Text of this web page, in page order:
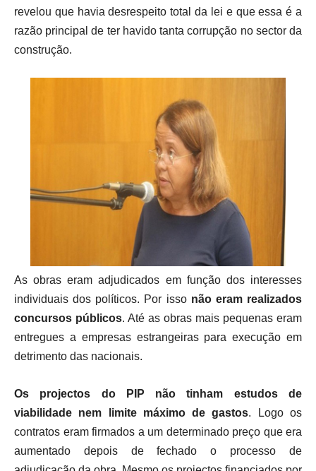
revelou que havia desrespeito total da lei e que essa é a
razão principal de ter havido tanta corrupção no sector da
construção.
As obras eram adjudicados em função dos interesses
individuais dos políticos. Por isso não eram realizados
concursos públicos. Até as obras mais pequenas eram
entregues a empresas estrangeiras para execução em
detrimento das nacionais.
Os projectos do PIP não tinham estudos de
viabilidade nem limite máximo de gastos. Logo os
contratos eram firmados a um determinado preço que era
aumentado depois de fechado o processo de